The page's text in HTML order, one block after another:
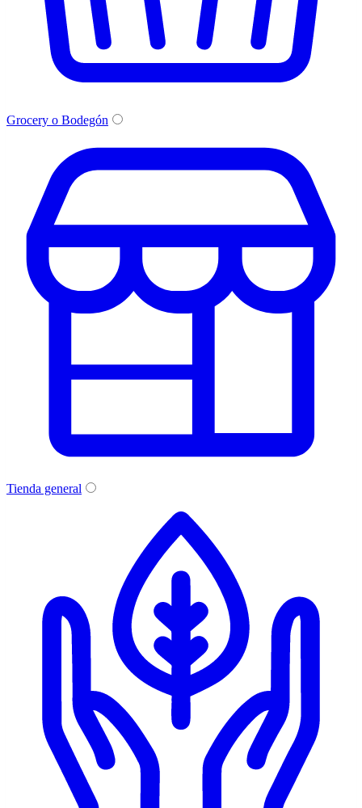
Grocery o Bodegón
Tienda general